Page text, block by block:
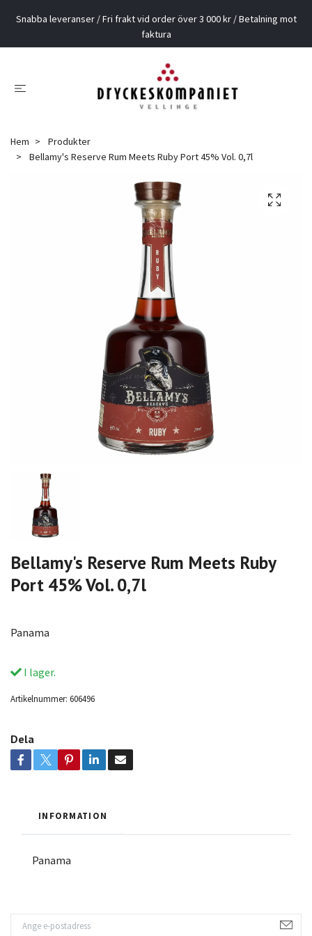
Snabba leveranser / Fri frakt vid order över 3 000 kr / Betalning mot
faktura
Hem
Produkter
Bellamy's Reserve Rum Meets Ruby Port 45% Vol. 0,7l
Bellamy's Reserve Rum Meets Ruby
Port 45% Vol. 0,7l
Panama
I lager.
Artikelnummer: 606496
Dela
INFORMATION
Panama